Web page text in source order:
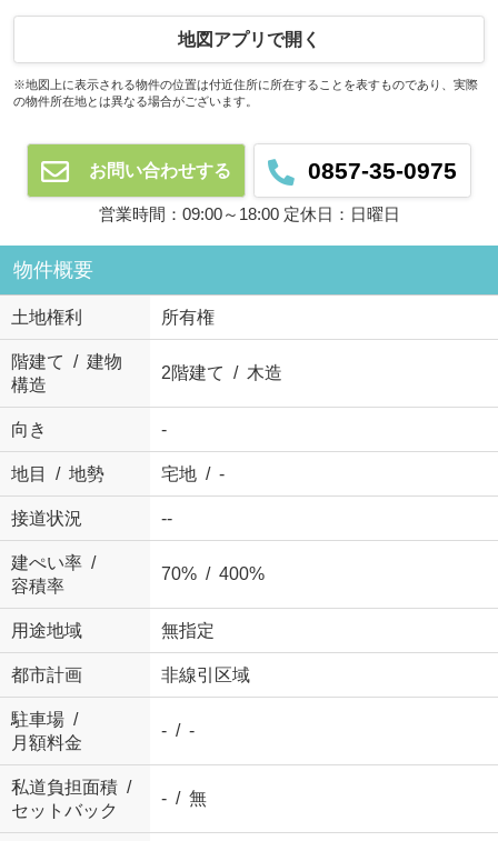
地図アプリで開く
※地図上に表示される物件の位置は付近住所に所在することを表すものであり、実際
の物件所在地とは異なる場合がございます。
お問い合わせする 0857-35-0975
営業時間：09:00～18:00 定休日：日曜日
物件概要
土地権利 所有権
階建て / 建物
構造
2階建て / 木造
向き -
地目 / 地勢 宅地 / -
接道状況 --
建ぺい率 /
容積率
70% / 400%
用途地域 無指定
都市計画 非線引区域
駐車場 /
月額料金
- / -
私道負担面積 /
セットバック
- / 無